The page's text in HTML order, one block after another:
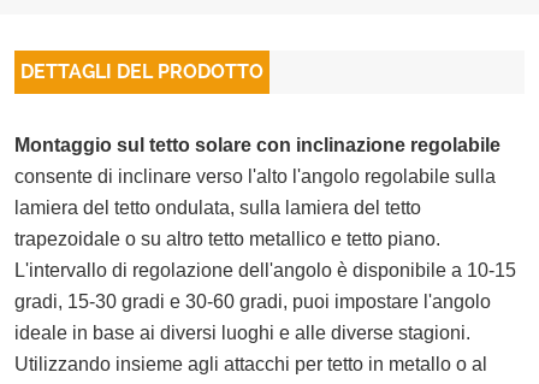
DETTAGLI DEL PRODOTTO
Montaggio sul tetto solare con inclinazione regolabile
consente di inclinare verso l'alto l'angolo regolabile sulla
lamiera del tetto ondulata, sulla lamiera del tetto
trapezoidale o su altro tetto metallico e tetto piano.
L'intervallo di regolazione dell'angolo è disponibile a 10-15
gradi, 15-30 gradi e 30-60 gradi, puoi impostare l'angolo
ideale in base ai diversi luoghi e alle diverse stagioni.
Utilizzando insieme agli attacchi per tetto in metallo o al